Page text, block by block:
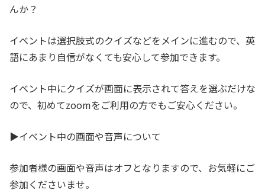
んか？
イベントは選択肢式のクイズなどをメインに進むので、英
語にあまり自信がなくても安心して参加できます。
イベント中にクイズが画面に表示されて答えを選ぶだけな
ので、初めてzoomをご利用の方でもご安心ください。
▶︎イベント中の画面や音声について
参加者様の画面や音声はオフとなりますので、お気軽にご
参加くださいませ。